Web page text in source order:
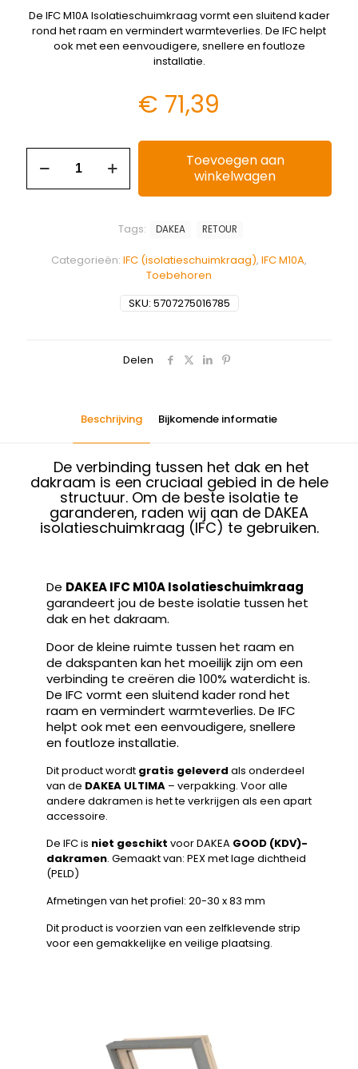
De IFC M10A Isolatieschuimkraag vormt een sluitend kader
rond het raam en vermindert warmteverlies. De IFC helpt
ook met een eenvoudigere, snellere en foutloze
installatie.
€ 71,39
Toevoegen aan
winkelwagen
SKU: 5707275016785
Categorieën: IFC (isolatieschuimkraag), IFC M10A,
Toebehoren
Tags: DAKEA RETOUR
Delen
Beschrijving Bijkomende informatie
De verbinding tussen het dak en het
dakraam is een cruciaal gebied in de hele
structuur. Om de beste isolatie te
garanderen, raden wij aan de DAKEA
isolatieschuimkraag (IFC) te gebruiken.
De DAKEA IFC M10A Isolatieschuimkraag
garandeert jou de beste isolatie tussen het
dak en het dakraam.
Door de kleine ruimte tussen het raam en
de dakspanten kan het moeilijk zijn om een
verbinding te creëren die 100% waterdicht is.
De IFC vormt een sluitend kader rond het
raam en vermindert warmteverlies. De IFC
helpt ook met een eenvoudigere, snellere
en foutloze installatie.
Dit product wordt gratis geleverd als onderdeel
van de DAKEA ULTIMA – verpakking. Voor alle
andere dakramen is het te verkrijgen als een apart
accessoire.
De IFC is niet geschikt voor DAKEA GOOD (KDV)-
dakramen. Gemaakt van: PEX met lage dichtheid
(PELD)
Afmetingen van het profiel: 20-30 x 83 mm
Dit product is voorzien van een zelfklevende strip
voor een gemakkelijke en veilige plaatsing.